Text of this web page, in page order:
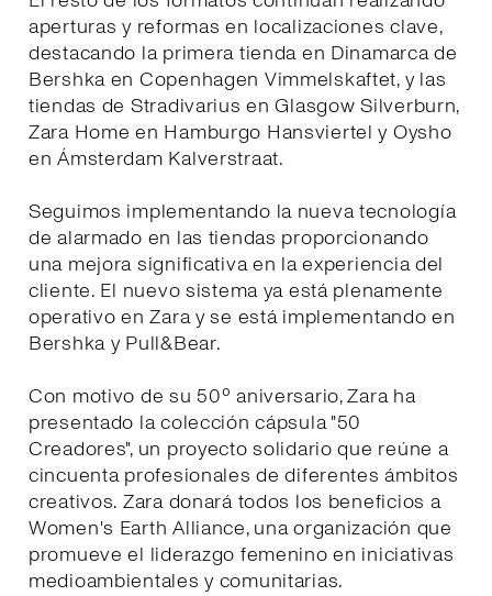
aperturas y reformas en localizaciones clave,
destacando la primera tienda en Dinamarca de
Bershka en Copenhagen Vimmelskaftet, y las
tiendas de Stradivarius en Glasgow Silverburn,
Zara Home en Hamburgo Hansviertel y Oysho
en Ámsterdam Kalverstraat.
Seguimos implementando la nueva tecnología
de alarmado en las tiendas proporcionando
una mejora significativa en la experiencia del
cliente. El nuevo sistema ya está plenamente
operativo en Zara y se está implementando en
Bershka y Pull&Bear.
Con motivo de su 50º aniversario, Zara ha
presentado la colección cápsula "50
Creadores", un proyecto solidario que reúne a
cincuenta profesionales de diferentes ámbitos
creativos. Zara donará todos los beneficios a
Women's Earth Alliance, una organización que
promueve el liderazgo femenino en iniciativas
medioambientales y comunitarias.